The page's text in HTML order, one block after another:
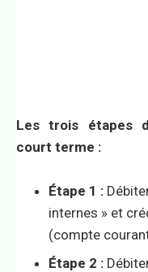
Les trois étapes
court terme :
Étape 1 :
internes » et
(compte
Étape 2 :